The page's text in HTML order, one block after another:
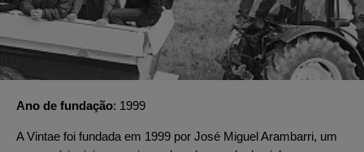
Ano de fundação 1999
A Vintae foi fundada em 1999 por José Miguel Arambarri, um